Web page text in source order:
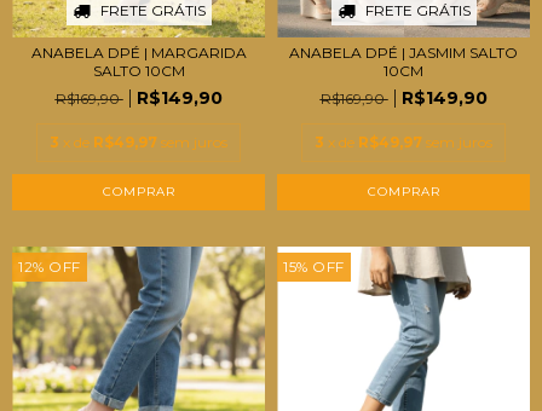
FRETE GRÁTIS
ANABELA DPÉ | MARGARIDA
SALTO 10CM
R$169,90
R$149,90
3 x de R$49,97 sem juros
COMPRAR
FRETE GRÁTIS
ANABELA DPÉ | JASMIM SALTO
10CM
R$169,90
R$149,90
3 x de R$49,97 sem juros
COMPRAR
12% OFF 15% OFF